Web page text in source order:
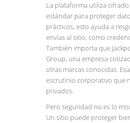
La plataforma utiliza
estándar para proteger
prácticos, esto ayuda a
envías al sitio, como
También importa que
Group, una empresa
otras marcas conocidas.
escrutinio corporativo que
privados.
Pero seguridad no es lo
Un sitio puede proteger